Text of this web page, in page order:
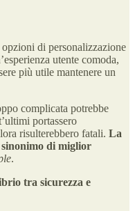
di personalizzazione
utente comoda,
più utile mantenere un
complicata potrebbe
portassero
risulterebbero fatali. La
sinonimo di miglior
.
tra sicurezza e